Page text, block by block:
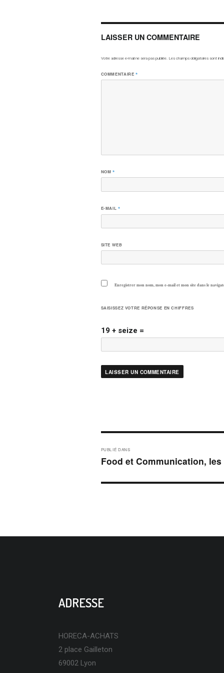
LAISSER UN COMMENTAIRE
Votre adresse e-mail ne sera pas publiée. Les champs obligatoires sont
COMMENTAIRE*
NOM*
E-MAIL *
SITE WEB
Enregistrer mon nom, mon e-mail et mon site dans le
SAISISSEZ VOTRE RÉPONSE EN CHIFFRES
19 + seize =
DE
PUBLIÉ DANS
Food et Communication,
ADRESSE
HORECA-ACHATS
2 place Gailleton
69002 Lyon